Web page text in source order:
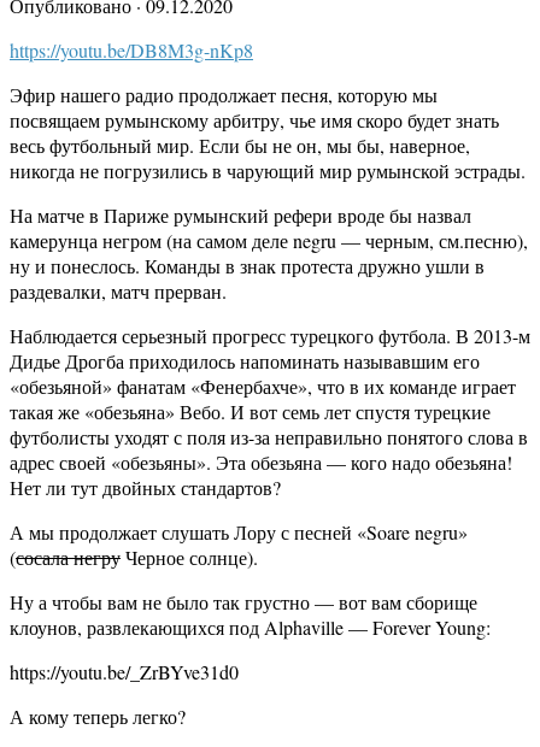
Опубликовано · 09.12.2020
https://youtu.be/DB8M3g-nKp8
Эфир нашего радио продолжает песня, которую мы
посвящаем румынскому арбитру, чье имя скоро будет знать
весь футбольный мир. Если бы не он, мы бы, наверное,
никогда не погрузились в чарующий мир румынской эстрады.
На матче в Париже румынский рефери вроде бы назвал
камерунца негром (на самом деле negru — черным, см.песню),
ну и понеслось. Команды в знак протеста дружно ушли в
раздевалки, матч прерван.
Наблюдается серьезный прогресс турецкого футбола. В 2013-м
Дидье Дрогба приходилось напоминать называвшим его
«обезьяной» фанатам «Фенербахче», что в их команде играет
такая же «обезьяна» Вебо. И вот семь лет спустя турецкие
футболисты уходят с поля из-за неправильно понятого слова в
адрес своей «обезьяны». Эта обезьяна — кого надо обезьяна!
Нет ли тут двойных стандартов?
А мы продолжает слушать Лору с песней «Soare negru»
(сосала негруЧерное солнце).
Ну а чтобы вам не было так грустно — вот вам сборище
клоунов, развлекающихся под Alphaville — Forever Young:
https://youtu.be/_ZrBYve31d0
А кому теперь легко?